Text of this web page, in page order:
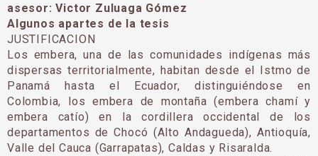
asesor: Victor Zuluaga Gómez
Algunos apartes de la tesis
JUSTIFICACION
Los embera, una de las comunidades indígenas más
dispersas territorialmente, habitan desde el Istmo de
Panamá hasta el Ecuador, distinguiéndose en
Colombia, los embera de montaña (embera chamí y
embera catío) en la cordillera occidental de los
departamentos de Chocó (Alto Andagueda), Antioquía,
Valle del Cauca (Garrapatas), Caldas y Risaralda.